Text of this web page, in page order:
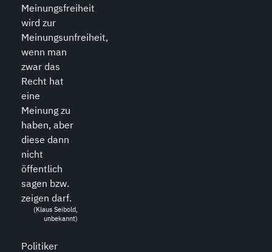
Meinungsfreiheit
wird zur
Meinungsunfreiheit,
wenn man
zwar das
Recht hat
eine
Meinung zu
haben, aber
diese dann
nicht
öffentlich
sagen bzw.
zeigen darf.
(Klaus Seibold,
unbekannt)
Politiker